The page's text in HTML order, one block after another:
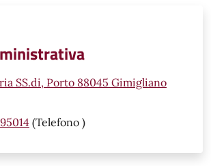
SS.di, Porto 88045 Gimigliano
(Telefono )